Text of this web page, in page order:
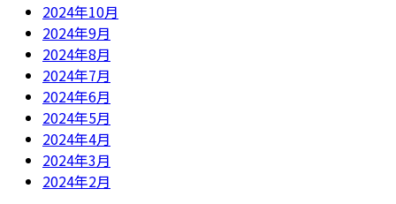
2024年10月
2024年9月
2024年8月
2024年7月
2024年6月
2024年5月
2024年4月
2024年3月
2024年2月